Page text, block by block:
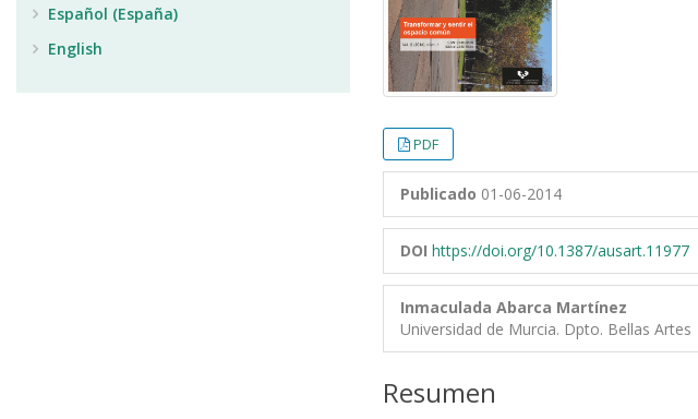
PDF
Publicado 01-06-2014
DOI https://doi.org/10.1387/ausart.11977
Inmaculada Abarca Martínez
Universidad de Murcia. Dpto. Bellas Artes
Resumen
Español (España)
English